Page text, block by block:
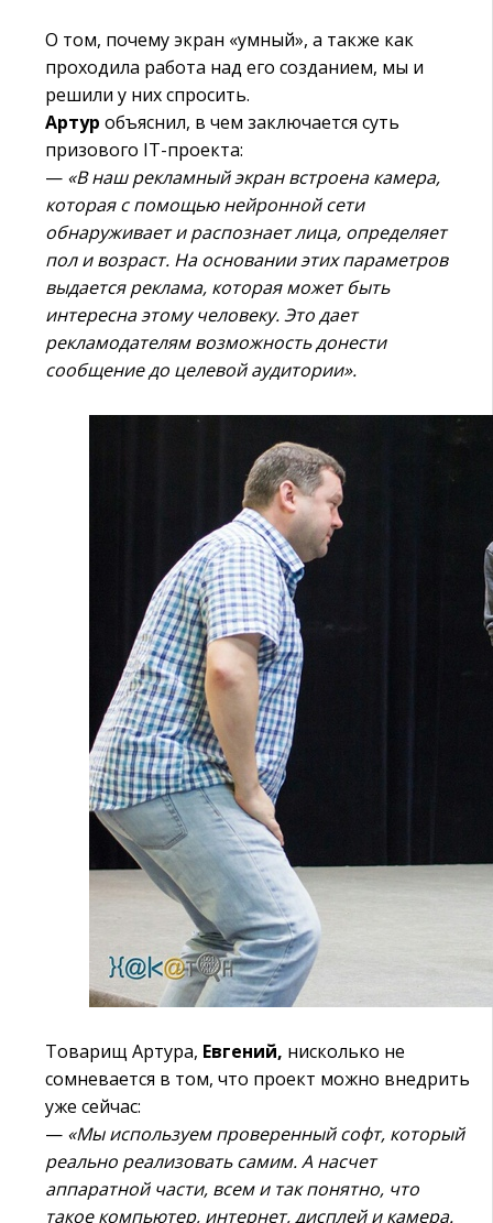
О том, почему экран «умный», а также как
проходила работа над его созданием, мы и
решили у них спросить.
Артур объяснил, в чем заключается суть
призового IT-проекта:
— «В наш рекламный экран встроена камера,
которая с помощью нейронной сети
обнаруживает и распознает лица, определяет
пол и возраст. На основании этих параметров
выдается реклама, которая может быть
интересна этому человеку. Это дает
рекламодателям возможность донести
сообщение до целевой аудитории».
Товарищ Артура, Евгений, нисколько не
сомневается в том, что проект можно внедрить
уже сейчас:
— «Мы используем проверенный софт, который
реально реализовать самим. А насчет
аппаратной части, всем и так понятно, что
такое компьютер, интернет, дисплей и камера.